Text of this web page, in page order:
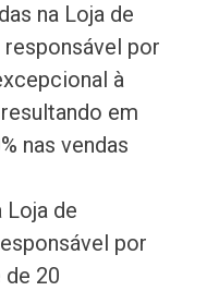
na Loja de
por
à
em
nas vendas
Loja de
por
de 20